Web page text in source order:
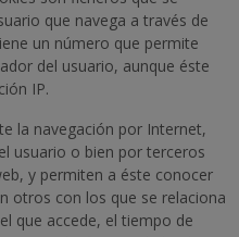
que navega a través de
un número que permite
del usuario, aunque éste
IP.
la navegación por Internet,
usuario o bien por terceros
y permiten a éste conocer
otros con los que se relaciona
que accede, el tiempo de